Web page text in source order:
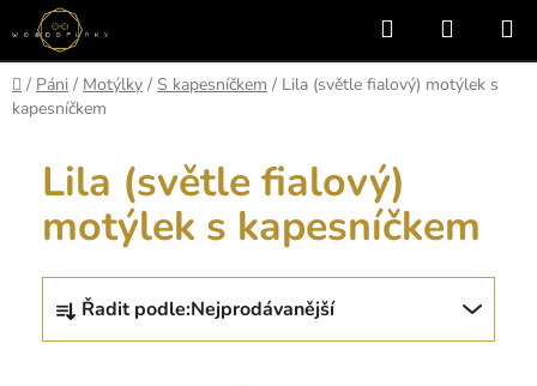
Přejít
na
obsah
Hledat
KOŠÍK
Domů
/ Páni / Motýlky / S kapesníčkem / Lila (světle fialový) motýlek s
kapesníčkem
Lila (světle fialový)
motýlek s kapesníčkem
Ř
z
Řadit podle:Nejprodávanější